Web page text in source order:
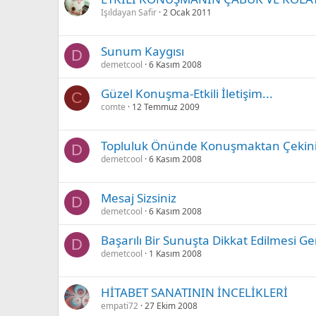
Işıldayan Safir 2 Ocak 2011
D Sunum Kaygısı
demetcool 6 Kasım 2008
C Güzel Konuşma-Etkili İletişim...
comte 12 Temmuz 2009
D Topluluk Önünde Konuşmaktan
demetcool 6 Kasım 2008
D Mesaj Sizsiniz
demetcool 6 Kasım 2008
D Başarılı Bir Sunuşta Dikkat Edilmesi
demetcool 1 Kasım 2008
HİTABET SANATININ İNCELİKLERİ
empati72 27 Ekim 2008